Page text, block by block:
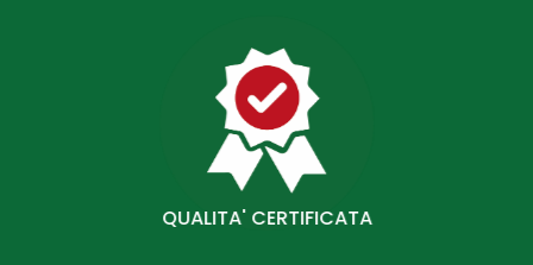
QUALITA' CERTIFICATA